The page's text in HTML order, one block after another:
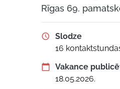
Rīgas 69.
Slodze
16
Vakance
18.05.2026.